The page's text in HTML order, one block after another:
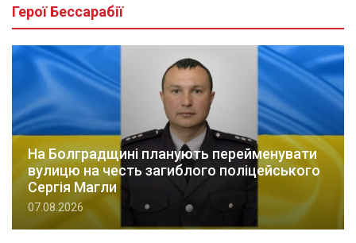
Герої Бессарабії
На Болградщині планують перейменувати
вулицю на честь загиблого поліцейського
Сергія Магли
07.08.2026